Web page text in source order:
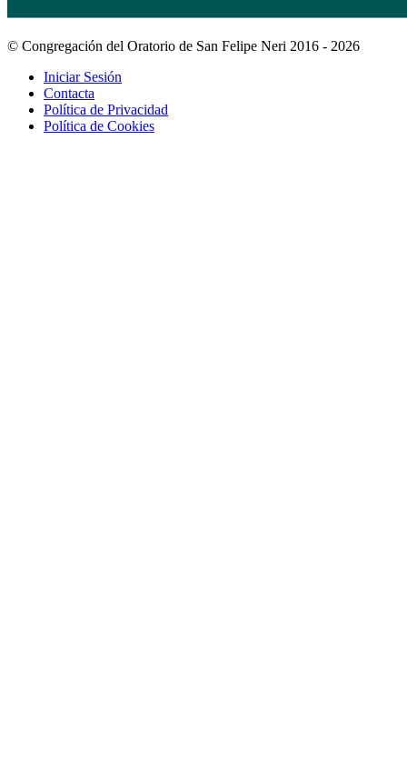
© Congregación del Oratorio de San Felipe Neri 2016 - 2026
Iniciar Sesión
Contacta
Política de Privacidad
Política de Cookies